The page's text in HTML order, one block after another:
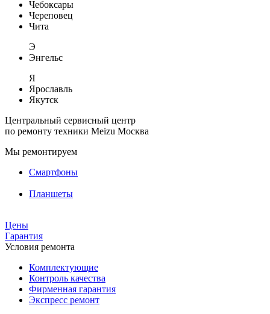
Чебоксары
Череповец
Чита
Э
Энгельс
Я
Ярославль
Якутск
Центральный сервисный центр
по ремонту техники Meizu Москва
Мы ремонтируем
Смартфоны
Планшеты
Цены
Гарантия
Условия ремонта
Комплектующие
Контроль качества
Фирменная гарантия
Экспресс ремонт